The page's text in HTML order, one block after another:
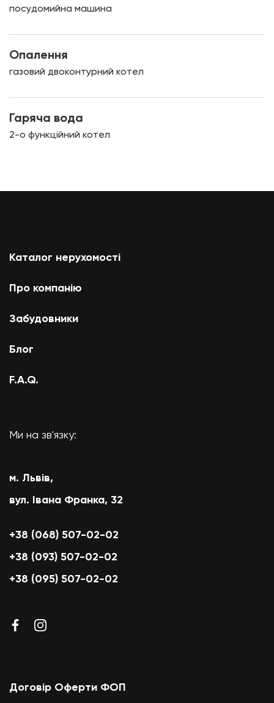
посудомийна машина
Опалення
газовий двоконтурний котел
Гаряча вода
2-о функційний котел
Каталог нерухомості
Про компанію
Забудовники
Блог
F.A.Q.
Ми на зв'язку:
м. Львів,
вул. Івана Франка, 32
+38 (068) 507-02-02
+38 (093) 507-02-02
+38 (095) 507-02-02
Договір Оферти ФОП